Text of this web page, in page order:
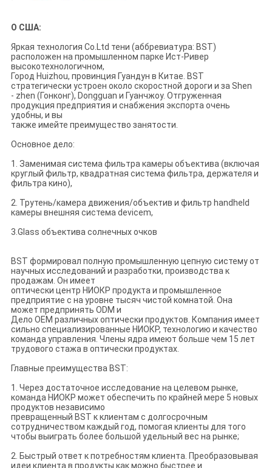
О США:
Яркая технология Co.Ltd тени (аббревиатура: BST)
расположен на промышленном парке Ист-Ривер
высокотехнологичном,
Город Huizhou, провинция Гуандун в Китае. BST
стратегически устроен около скоростной дороги и за Shen
- zhen (Гонконг), Dongguan и Гуанчжоу. Отгруженная
продукция предприятия и снабжения экспорта очень
удобны, и вы
также имейте преимущество занятости.
Основное дело:
1. Заменимая система фильтра камеры объектива (включая
круглый фильтр, квадратная система фильтра, держателя и
фильтра кино),
2. Трутень/камера движения/объектив и фильтр handheld
камеры внешняя система devicem,
3.Glass объектива солнечных очков
BST формировал полную промышленную цепную систему от
научных исследований и разработки, производства к
продажам. Он имеет
оптически центр НИОКР продукта и промышленное
предприятие с на уровне тысяч чистой комнатой. Она
может предпринять ODM и
Дело OEM различных оптически продуктов. Компания имеет
сильно специализированные НИОКР, технологию и качество
команда управления. Члены ядра имеют больше чем 15 лет
трудового стажа в оптически продуктах.
Главные преимущества BST:
1. Через достаточное исследование на целевом рынке,
команда НИОКР может обеспечить по крайней мере 5 новых
продуктов независимо
превращенный BST к клиентам с долгосрочным
сотрудничеством каждый год, помогая клиенты для того
чтобы выиграть более большой удельный вес на рынке;
2. Быстрый ответ к потребностям клиента. Преобразовывая
идеи клиента в продукты как можно быстрее и